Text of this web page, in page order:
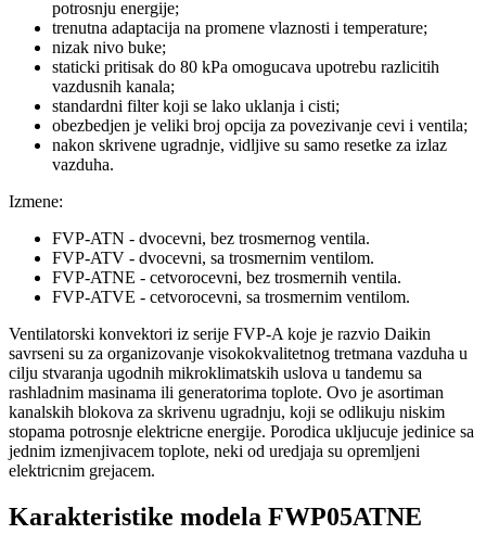
potrosnju energije;
trenutna adaptacija na promene vlaznosti i temperature;
nizak nivo buke;
staticki pritisak do 80 kPa omogucava upotrebu razlicitih
vazdusnih kanala;
standardni filter koji se lako uklanja i cisti;
obezbedjen je veliki broj opcija za povezivanje cevi i ventila;
nakon skrivene ugradnje, vidljive su samo resetke za izlaz
vazduha.
Izmene:
FVP-ATN - dvocevni, bez trosmernog ventila.
FVP-ATV - dvocevni, sa trosmernim ventilom.
FVP-ATNE - cetvorocevni, bez trosmernih ventila.
FVP-ATVE - cetvorocevni, sa trosmernim ventilom.
Ventilatorski konvektori iz serije FVP-A koje je razvio Daikin
savrseni su za organizovanje visokokvalitetnog tretmana vazduha u
cilju stvaranja ugodnih mikroklimatskih uslova u tandemu sa
rashladnim masinama ili generatorima toplote. Ovo je asortiman
kanalskih blokova za skrivenu ugradnju, koji se odlikuju niskim
stopama potrosnje elektricne energije. Porodica ukljucuje jedinice sa
jednim izmenjivacem toplote, neki od uredjaja su opremljeni
elektricnim grejacem.
Karakteristike modela FWP05ATNE